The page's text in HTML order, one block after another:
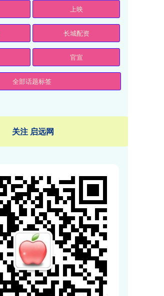
上映
长城配资
官宣
全部话题标签
关注 启远网